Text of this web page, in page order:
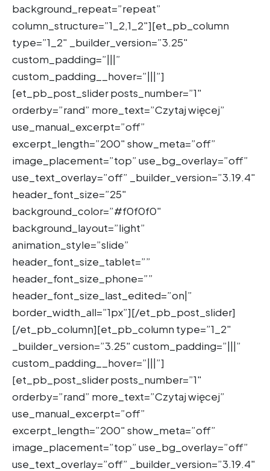
background_repeat=”repeat”
column_structure=”1_2,1_2″][et_pb_column
type=”1_2″ _builder_version=”3.25″
custom_padding=”|||”
custom_padding__hover=”|||”]
[et_pb_post_slider posts_number=”1″
orderby=”rand” more_text=”Czytaj więcej”
use_manual_excerpt=”off”
excerpt_length=”200″ show_meta=”off”
image_placement=”top” use_bg_overlay=”off”
use_text_overlay=”off” _builder_version=”3.19.4″
header_font_size=”25″
background_color=”#f0f0f0″
background_layout=”light”
animation_style=”slide”
header_font_size_tablet=””
header_font_size_phone=””
header_font_size_last_edited=”on|”
border_width_all=”1px”][/et_pb_post_slider]
[/et_pb_column][et_pb_column type=”1_2″
_builder_version=”3.25″ custom_padding=”|||”
custom_padding__hover=”|||”]
[et_pb_post_slider posts_number=”1″
orderby=”rand” more_text=”Czytaj więcej”
use_manual_excerpt=”off”
excerpt_length=”200″ show_meta=”off”
image_placement=”top” use_bg_overlay=”off”
use_text_overlay=”off” _builder_version=”3.19.4″